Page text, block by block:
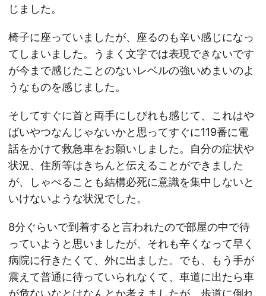
じました。
椅子に座っていましたが、座るのも辛い感じになっ
てしまいました。うまく文字では表現できないです
が今まで感じたことのないレベルの強いめまいのよ
うなものを感じました。
そしてすぐに首と両手にしびれも感じて、これはや
ばいやつなんじゃないかと思ってすぐに119番に電
話をかけて救急車をお願いしました。自分の症状や
状況、住所等はきちんと伝えることができました
が、しゃべることも結構必死に意識を集中しないと
いけないような状況でした。
8分ぐらいで到着すると言われたので部屋の中で待
っていようと思いましたが、それも辛くなって早く
病院に行きたくて、外に出ました。でも、もう手が
震えて普通に待っていられなくて、車道に出たら車
が危ないなとはなんとか考えましたが、歩道に倒れ